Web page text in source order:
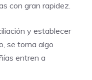
con gran rapidez.
y establecer
se torna algo
entren a